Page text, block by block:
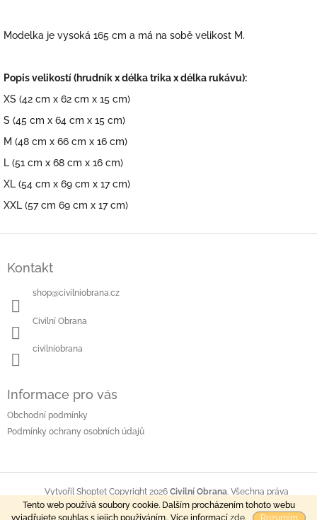
Tento web používá soubory cookie. Dalším procházením tohoto webu
vyjadřujete souhlas s jejich používáním.. Více informací zde. Rozumím
Modelka je vysoká 165 cm a má na sobě velikost M.
Popis velikostí (hrudník x délka trika x délka rukávu):
XS (42 cm x 62 cm x 15 cm)
S (45 cm x 64 cm x 15 cm)
M (48 cm x 66 cm x 16 cm)
L (51 cm x 68 cm x 16 cm)
XL (54 cm x 69 cm x 17 cm)
XXL (57 cm 69 cm x 17 cm)
Kontakt
shop@civilniobrana.cz
Civilní Obrana
civilniobrana
Informace pro vás
Obchodní podmínky
Podmínky ochrany osobních údajů
Vytvořil Shoptet Copyright 2026Civilní Obrana. Všechna práva
vyhrazena.